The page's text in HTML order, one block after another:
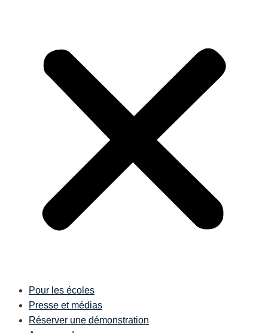
Pour les écoles
Presse et médias
Réserver une démonstration